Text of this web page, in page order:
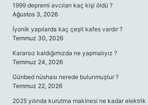
1999 depremi avcıları kaç kişi öldü ?
Ağustos 3, 2026
İyonik yapılarda kaç çeşit kafes vardır ?
Temmuz 30, 2026
Kararsız kaldığımızda ne yapmalıyız ?
Temmuz 24, 2026
Günbed nüshası nerede bulunmuştur ?
Temmuz 22, 2026
2025 yılında kurutma makinesi ne kadar elektrik